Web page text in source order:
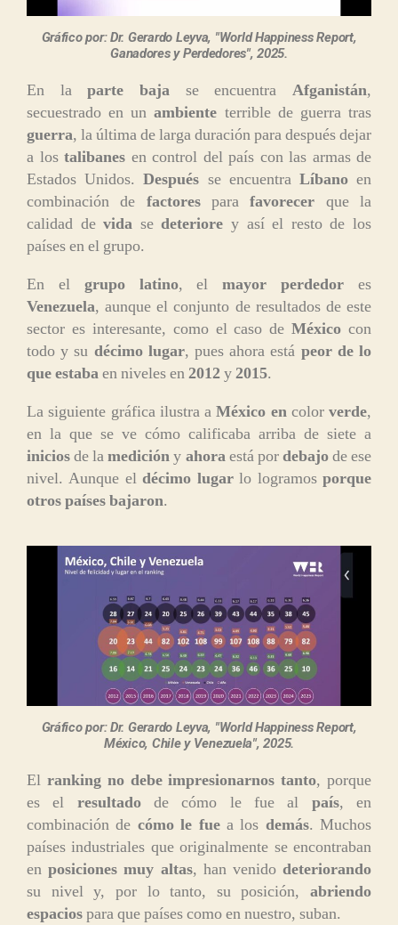
Gráfico por: Dr. Gerardo Leyva, "World Happiness Report,
Ganadores y Perdedores", 2025.
En laparte baja se encuentra Afganistán,
secuestrado en unambiente terrible de guerra tras
guerra, la última de larga duración para después dejar
a los talibanes en control del país con las armas de
Estados Unidos.Después se encuentra Líbanoen
combinación de factoresparafavorecer que la
calidad devida sedeteriore y así el resto de los
países en el grupo.
En el grupo latino, elmayor perdedor es
Venezuela, aunque el conjunto de resultados de este
sector es interesante, como el caso deMéxico con
todo y su décimo lugar, pues ahora está peor de lo
que estabaen niveles en2012y2015.
La siguiente gráfica ilustra aMéxico encolor verde,
en la que se ve cómo calificaba arriba de siete a
iniciosde lamedicióny ahoraestá pordebajode ese
nivel. Aunque eldécimo lugarlo logramosporque
otros países bajaron.
Gráfico por: Dr. Gerardo Leyva, "World Happiness Report,
México, Chile y Venezuela", 2025.
El ranking no debe impresionarnos tanto, porque
es el resultadode cómo le fue al país, en
combinación de cómo le fuea los demás. Muchos
países industriales que originalmente se encontraban
enposiciones muy altas, han venidodeteriorando
su nivel y, por lo tanto, su posición, abriendo
espaciospara que países como en nuestro, suban.